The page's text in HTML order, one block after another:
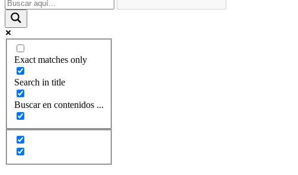
Exact matches only
Search in title
Buscar en contenidos ...